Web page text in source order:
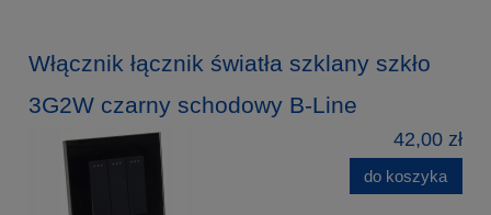
Włącznik łącznik światła szklany szkło
3G2W czarny schodowy B-Line
42,00 zł
do koszyka